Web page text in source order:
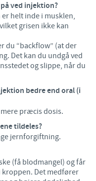
ved injektion?
helt inde i musklen,
grisen ikke kan
du “backflow” (at der
Det kan du undgå ved
og slippe, når du
bedre end oral (i
præcis dosis.
tildeles?
jernforgiftning.
(få blodmangel) og får
Det medfører